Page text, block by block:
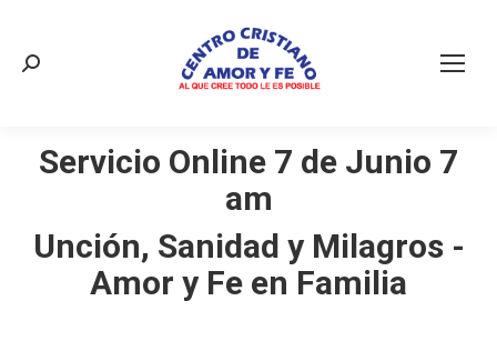
Buscar:
Servicio Online 7 de Junio 7
am
Unción, Sanidad y Milagros -
Amor y Fe en Familia